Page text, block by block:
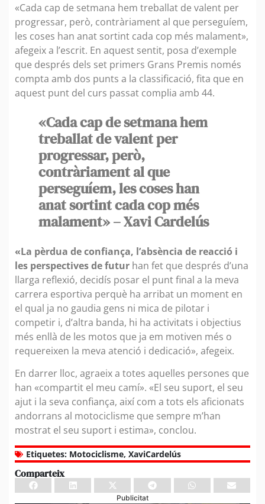
«Cada cap de setmana hem treballat de valent per
progressar, però, contràriament al que perseguíem,
les coses han anat sortint cada cop més malament»,
afegeix a l’escrit. En aquest sentit, posa d’exemple
que després dels set primers Grans Premis només
compta amb dos punts a la classificació, fita que en
aquest punt del curs passat complia amb 44.
«Cada cap de setmana hem
treballat de valent per
progressar, però,
contràriament al que
perseguíem, les coses han
anat sortint cada cop més
malament» – Xavi Cardelús
«La pèrdua de confiança, l’absència de reacció i
les perspectives de futur han fet que després d’una
llarga reflexió, decidís posar el punt final a la meva
carrera esportiva perquè ha arribat un moment en
el qual ja no gaudia gens ni mica de pilotar i
competir i, d’altra banda, hi ha activitats i objectius
més enllà de les motos que ja em motiven més o
requereixen la meva atenció i dedicació», afegeix.
En darrer lloc, agraeix a totes aquelles persones que
han «compartit el meu camí». «El seu suport, el seu
ajut i la seva confiança, així com a tots els aficionats
andorrans al motociclisme que sempre m’han
mostrat el seu suport i estima», conclou.
Etiquetes: Motociclisme, XaviCardelús
Comparteix
Publicitat